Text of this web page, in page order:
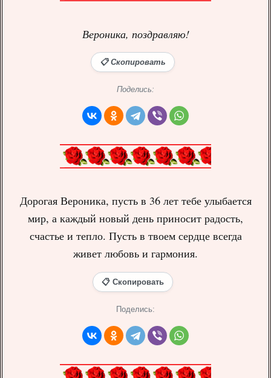
Вероника, поздравляю!
📋 Скопировать
Поделись:
Дорогая Вероника, пусть в 36 лет тебе улыбается
мир, а каждый новый день приносит радость,
счастье и тепло. Пусть в твоем сердце всегда
живет любовь и гармония.
📋 Скопировать
Поделись: